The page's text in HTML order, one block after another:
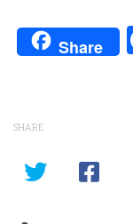
Share
SHARE